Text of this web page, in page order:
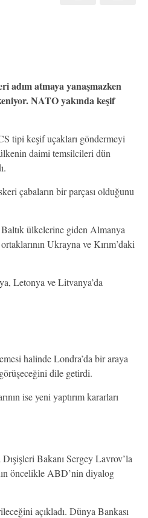
adım atmaya yanaşmazken
NATO yakında keşif
tipi keşif uçakları göndermeyi
daimi temsilcileri dün
çabaların bir parçası olduğunu
ülkelerine giden Almanya
Ukrayna ve Kırım’daki
Letonya ve Litvanya’da
halinde Londra’da bir araya
dile getirdi.
ise yeni yaptırım kararları
Bakanı Sergey Lavrov’la
öncelikle ABD’nin diyalog
açıkladı. Dünya Bankası